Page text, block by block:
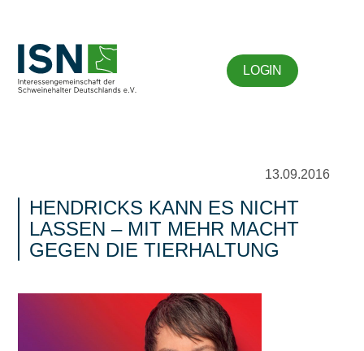
LOGIN
13.09.2016
HENDRICKS KANN ES NICHT
LASSEN – MIT MEHR MACHT
GEGEN DIE TIERHALTUNG